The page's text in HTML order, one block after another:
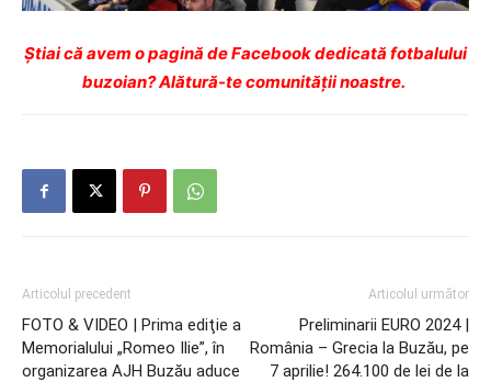
Ştiai că avem o pagină de Facebook dedicată fotbalului
buzoian? Alătură-te comunității noastre.
Articolul precedent
FOTO & VIDEO | Prima ediţie a
Memorialului „Romeo Ilie”, în
organizarea AJH Buzău aduce
Articolul următor
Preliminarii EURO 2024 |
România – Grecia la Buzău, pe
7 aprilie! 264.100 de lei de la